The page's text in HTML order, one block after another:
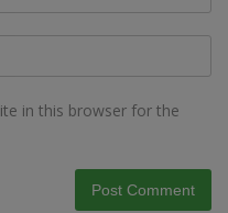
in this browser for the